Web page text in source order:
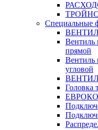
Специальные
Вентиль
прямой
Вентиль
угловой
Головка